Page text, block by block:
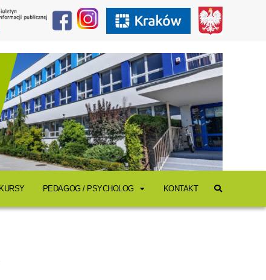
PEDAGOG / PSYCHOLOG KONTAKT